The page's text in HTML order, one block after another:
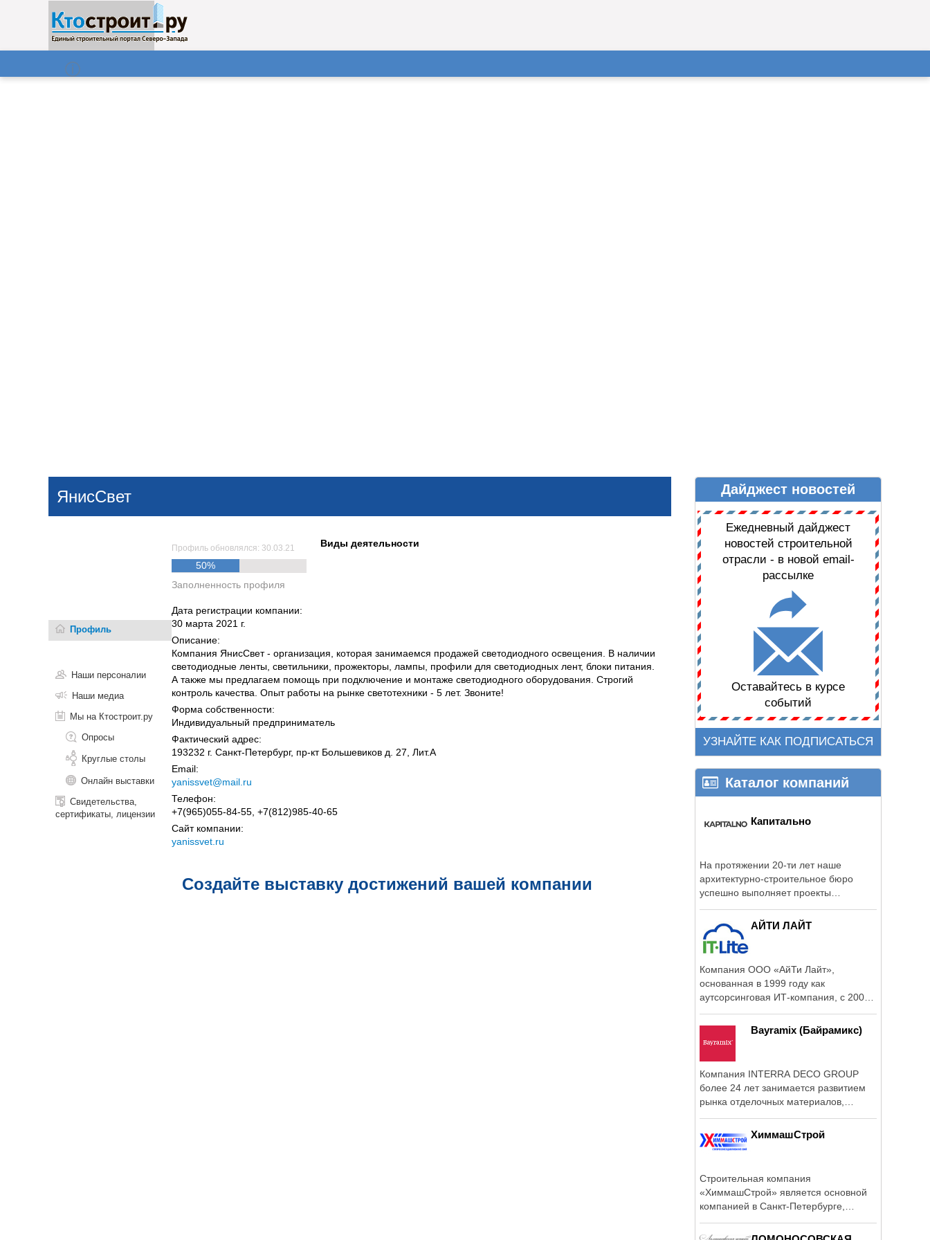
Поиск
НОВОСТИ ДАЙДЖЕСТ НОВОСТЕЙ
ЯнисСвет
Профиль
Наши персоналии
Наши медиа
Мы на Ктостроит.ру
Опросы
Круглые столы
Онлайн выставки
Свидетельства,
сертификаты, лицензии
Профиль обновлялся: 30.03.21
50%
Заполненность профиля
Виды деятельности
Дата регистрации компании:
30 марта 2021 г.
Описание:
Компания ЯнисСвет - организация, которая занимаемся продажей светодиодного освещения. В наличии
светодиодные ленты, светильники, прожекторы, лампы, профили для светодиодных лент, блоки питания.
А также мы предлагаем помощь при подключение и монтаже светодиодного оборудования. Строгий
контроль качества. Опыт работы на рынке светотехники - 5 лет. Звоните!
Форма собственности:
Индивидуальный предприниматель
Фактический адрес:
193232 г. Санкт-Петербург, пр-кт Большевиков д. 27, Лит.А
Email:
yanissvet@mail.ru
Телефон:
+7(965)055-84-55, +7(812)985-40-65
Сайт компании:
yanissvet.ru
Создайте выставку достижений вашей компании
Дайджест новостей
Ежедневный дайджест
новостей строительной
отрасли - в новой email-
рассылке
Оставайтесь в курсе
событий
УЗНАЙТЕ КАК ПОДПИСАТЬСЯ
Каталог компаний
Капитально
На протяжении 20-ти лет наше
архитектурно-строительное бюро
успешно выполняет проекты
АЙТИ ЛАЙТ
Компания ООО «АйТи Лайт»,
основанная в 1999 году как
аутсорсинговая ИТ-компания, с 2009
Bayramix (Байрамикс)
Компания INTERRA DECO GROUP
более 24 лет занимается развитием
рынка отделочных материалов,
ХиммашСтрой
Строительная компания
«ХиммашСтрой» является основной
компанией в Санкт-Петербурге,